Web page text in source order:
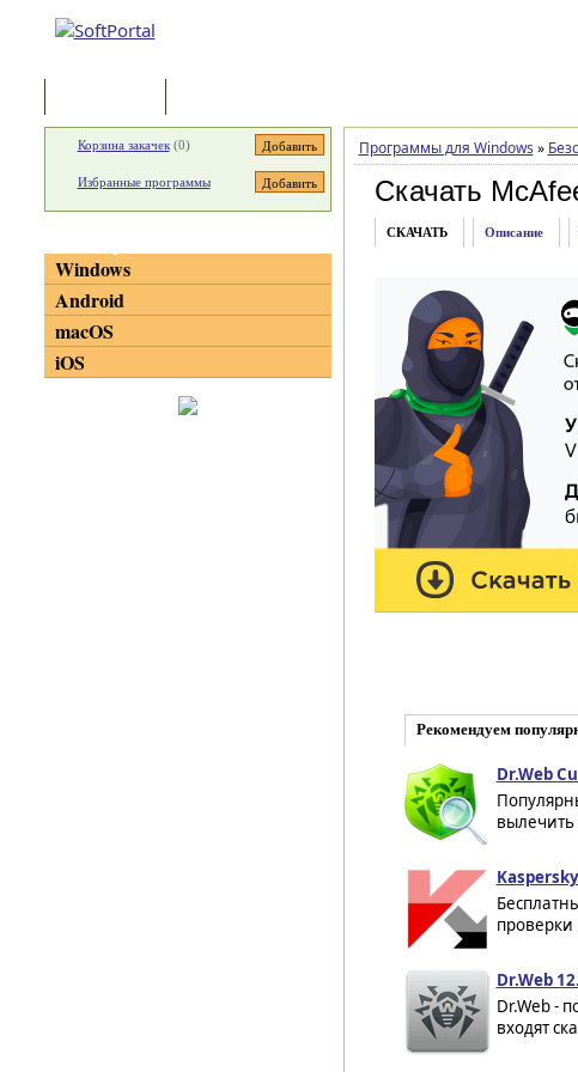
Программы для Windows »
Скачать
СКАЧАТЬ Описание
Рекомендуем
Dr.Web
Dr.Web
Dr.Web -
входят
Корзина закачек(0)
Избранные программы
Windows
Android
macOS
iOS